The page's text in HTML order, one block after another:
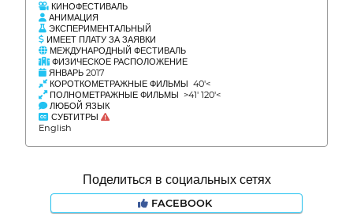
КИНОФЕСТИВАЛЬ
АНИМАЦИЯ
ЭКСПЕРИМЕНТАЛЬНЫЙ
ИМЕЕТ ПЛАТУ ЗА ЗАЯВКИ
МЕЖДУНАРОДНЫЙ ФЕСТИВАЛЬ
ФИЗИЧЕСКОЕ РАСПОЛОЖЕНИЕ
ЯНВАРЬ 2017
КОРОТКОМЕТРАЖНЫЕ ФИЛЬМЫ 40'<
ПОЛНОМЕТРАЖНЫЕ ФИЛЬМЫ >41' 120'<
ЛЮБОЙ ЯЗЫК
СУБТИТРЫ
English
Поделиться в социальных сетях
FACEBOOK